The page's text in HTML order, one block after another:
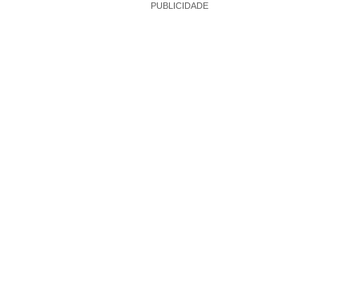
PUBLICIDADE